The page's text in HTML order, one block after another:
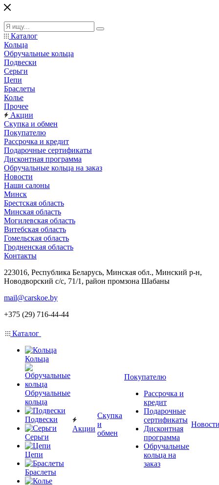
Каталог
Кольца
Обручальные кольца
Подвески
Серьги
Цепи
Браслеты
Колье
Прочее
Акции
Скупка и обмен
Покупателю
Рассрочка и кредит
Подарочные сертификаты
Дисконтная программа
Обручальные кольца на заказ
Новости
Наши салоны
Минск
Брестская область
Минская область
Могилевская область
Витебская область
Гомельская область
Гродненская область
Контакты
223016, Республика Беларусь, Минская обл., Минский р-н,
Новодворский с/с, 71/1, район промзона Шабаны
mail@carskoe.by
+375 (29) 716-44-44
Каталог
Кольца
Обручальные
кольца
Подвески
Серьги
Цепи
Браслеты
Акции
Скупка
и
обмен
Покупателю
Рассрочка и
кредит
Подарочные
сертификаты
Дисконтная
программа
Обручальные
кольца на
заказ